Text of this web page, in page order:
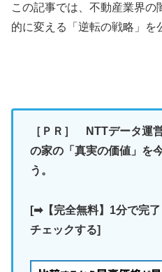
この記事では、不動産業界の
的に変える「逆転の戦略」を
［ＰＲ］
NTTデータ運
の家の「真実の価値」を
う。
[➡【完全無料】1分で完
チェックする]